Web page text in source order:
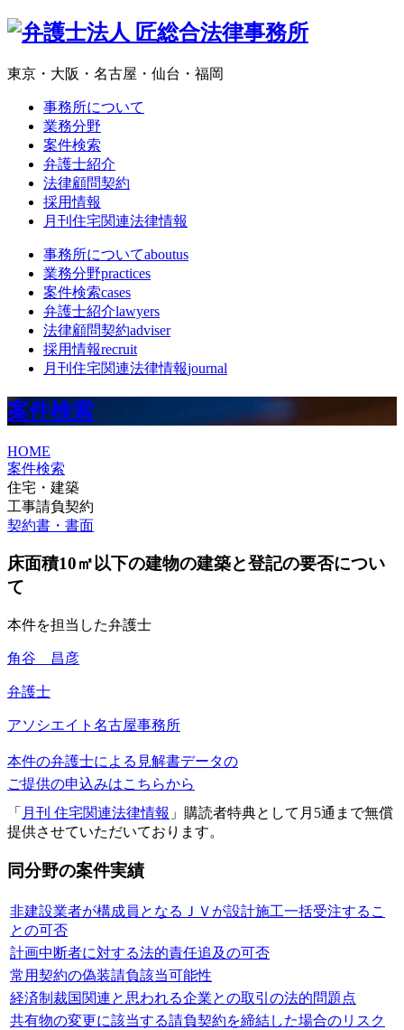
東京・大阪・名古屋・仙台・福岡
事務所について
業務分野
案件検索
弁護士紹介
法律顧問契約
採用情報
月刊住宅関連法律情報
事務所についてaboutus
業務分野practices
案件検索cases
弁護士紹介lawyers
法律顧問契約adviser
採用情報recruit
月刊住宅関連法律情報journal
案件検索
HOME
案件検索
住宅・建築
工事請負契約
契約書・書面
床面積10㎡以下の建物の建築と登記の要否につい
て
本件を担当した弁護士
角谷 昌彦
弁護士
アソシエイト 名古屋事務所
本件の弁護士による見解書データの
ご提供の申込みはこちらから
「 月刊 住宅関連法律情報 」購読者特典として月5通まで無償
提供させていただいております。
同分野の案件実績
非建設業者が構成員となるＪＶが設計施工一括受注するこ
との可否
計画中断者に対する法的責任追及の可否
常用契約の偽装請負該当可能性
経済制裁国関連と思われる企業との取引の法的問題点
共有物の変更に該当する請負契約を締結した場合のリスク